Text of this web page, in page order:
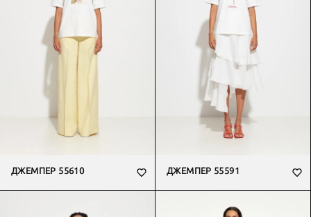
ДЖЕМПЕР 55610 ДЖЕМПЕР 55591